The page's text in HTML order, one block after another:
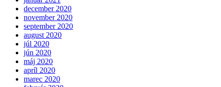
december 2020
november 2020
september 2020
august 2020
júl 2020
jún 2020
máj 2020
apríl 2020
marec 2020